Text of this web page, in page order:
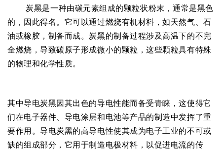
炭黑是一种由碳元素组成的颗粒状粉末，通常是黑色
的，因此得名。它可以通过燃烧有机材料，如天然气、石
油或橡胶，制备而成。炭黑的制备过程涉及高温下的不完
全燃烧，导致碳原子形成微小的颗粒，这些颗粒具有特殊
的物理和化学性质。
其中导电炭黑因其出色的导电性能而备受青睐，这使得它
们在电子器件、导电涂层和电池等产品的制造中发挥了重
要作用。导电炭黑的高导电性使其成为电子工业的不可或
缺的组成部分，它用于制造电极材料，以促进电流的传